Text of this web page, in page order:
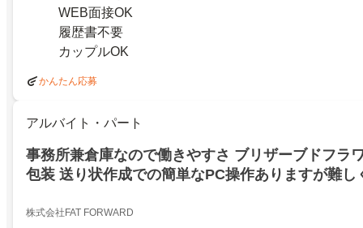
WEB面接OK
履歴書不要
カップルOK
かんたん応募
アルバイト・パート
事務所兼倉庫なので働きやすさ ブリザーブドフラ
包装 送り状作成での簡単なPC操作ありますが難し
株式会社FAT FORWARD